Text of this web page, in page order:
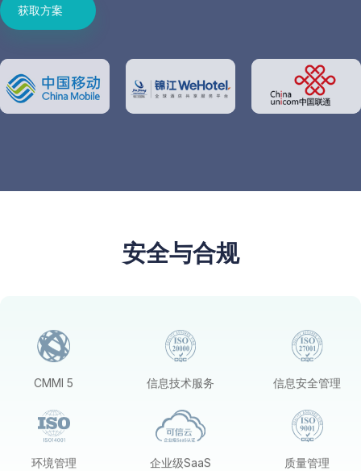
获取方案
安全与合规
CMMI 5 信息技术服务 信息安全管理
环境管理 企业级SaaS 质量管理